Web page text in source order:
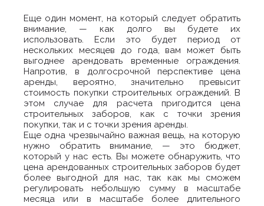
Еще один момент, на который следует обратить
внимание, — как долго вы будете их
использовать. Если это будет период от
нескольких месяцев до года, вам может быть
выгоднее арендовать временные ограждения.
Напротив, в долгосрочной перспективе цена
аренды, вероятно, значительно превысит
стоимость покупки строительных ограждений. В
этом случае для расчета пригодится цена
строительных заборов, как с точки зрения
покупки, так и с точки зрения аренды.
Еще одна чрезвычайно важная вещь, на которую
нужно обратить внимание, — это бюджет,
который у нас есть. Вы можете обнаружить, что
цена арендованных строительных заборов будет
более выгодной для нас, так как мы сможем
регулировать небольшую сумму в масштабе
месяца или в масштабе более длительного